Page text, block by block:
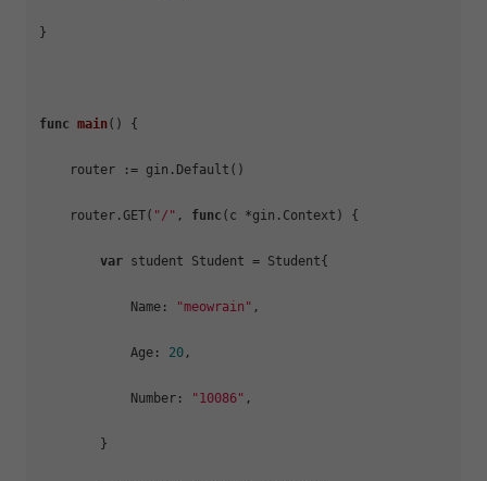
}
func main() {
    router := gin.Default()
    router.GET(
"/" , func (c *gin.Context) {
var student Student = Student{
            Name:
"meowrain" ,
            Age:
20 ,
            Number:
"10086" ,
        }